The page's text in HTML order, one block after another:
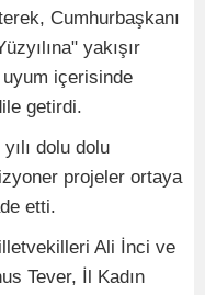
Cumhurbaşkanı
yakışır
içerisinde
getirdi.
dolu dolu
projeler ortaya
etti.
Ali İnci ve
Tever, İl Kadın